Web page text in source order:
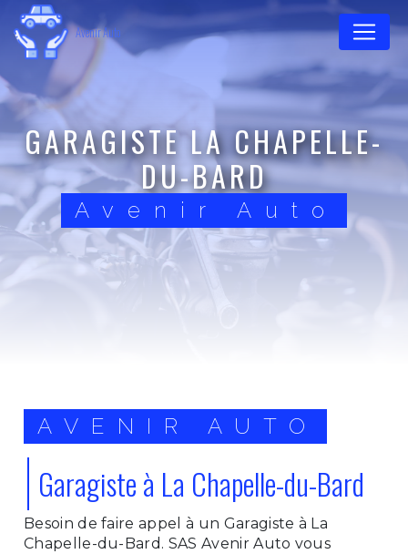
Avenir Auto
GARAGISTE LA CHAPELLE-
DU-BARD
Avenir Auto
AVENIR AUTO
Garagiste à La Chapelle-du-Bard
Besoin de faire appel à un Garagiste à La
Chapelle-du-Bard. SAS Avenir Auto vous
Panneau de gestion des cookies